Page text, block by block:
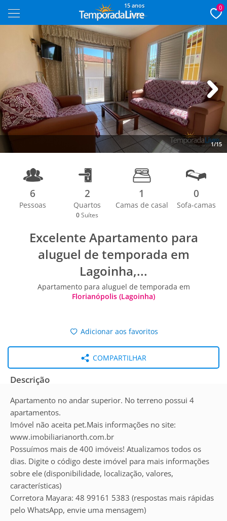
15 anos 0
1/15
Next
6
Pessoas
2
Quartos
0 Suítes
1
Camas de casal
0
Sofa-camas
Excelente Apartamento para
aluguel de temporada em
Lagoinha,...
Apartamento para aluguel de temporada em
Florianópolis (Lagoinha)
Adicionar aos favoritos
COMPARTILHAR
Descrição
Apartamento no andar superior. No terreno possui 4
apartamentos.
Imóvel não aceita pet.Mais informações no site:
www.imobiliarianorth.com.br
Possuímos mais de 400 imóveis! Atualizamos todos os
dias. Digite o código deste imóvel para mais informações
sobre ele (disponibilidade, localização, valores,
características)
Corretora Mayara: 48 99161 5383 (respostas mais rápidas
pelo WhatsApp, envie uma mensagem)